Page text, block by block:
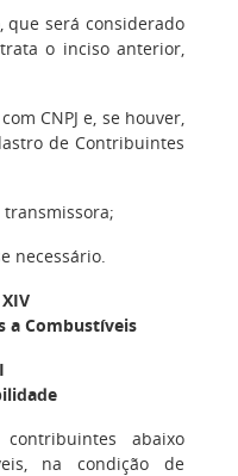
será considerado
o inciso anterior,
CNPJ e, se houver,
de Contribuintes
transmissora;
necessário.
a Combustíveis
abaixo
na condição de